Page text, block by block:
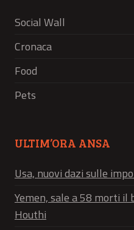
Social Wall
Cronaca
Food
Pets
ULTIM’ORA ANSA
Usa, nuovi dazi sulle
Yemen, sale a 58 morti il
Houthi